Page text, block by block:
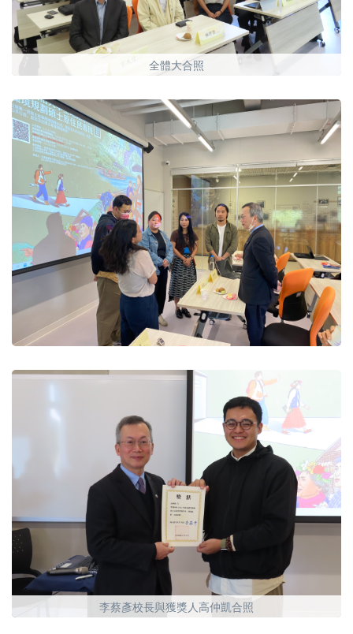
全體大合照
李蔡彥校長與獲獎人高仲凱合照